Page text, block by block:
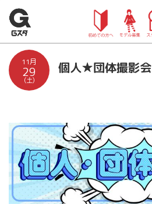
11月
29
(土)
個人★団体撮影会